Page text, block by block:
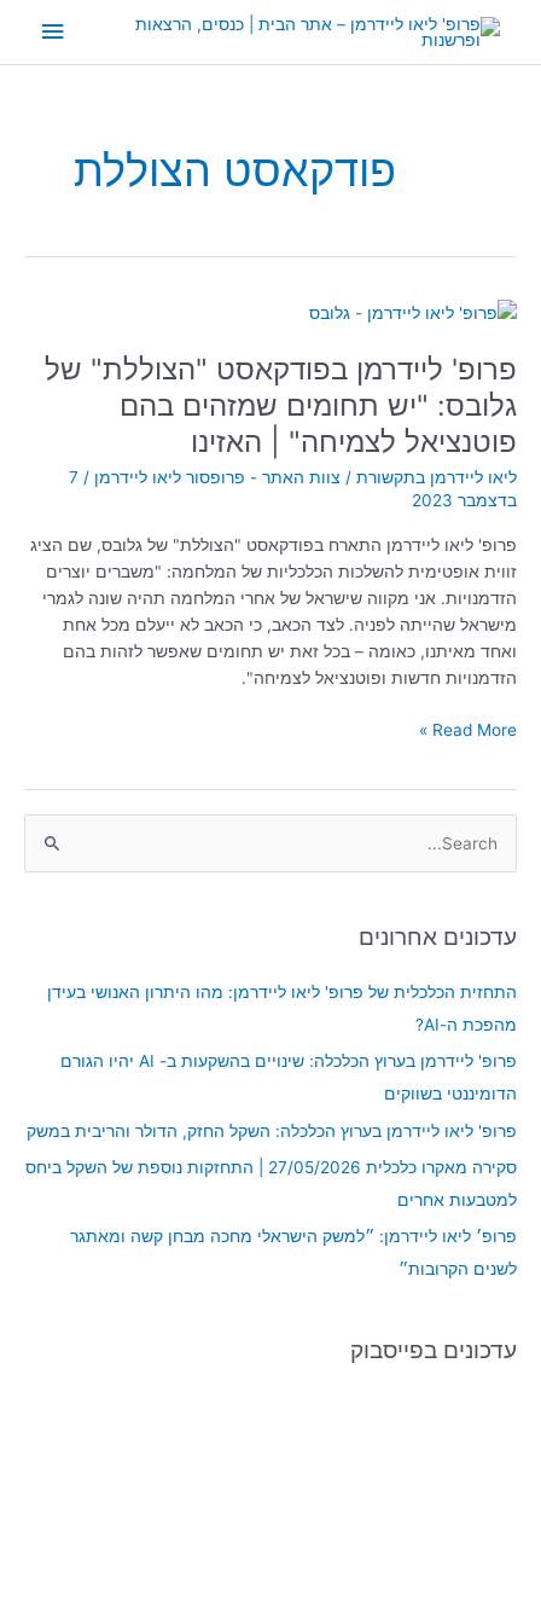
ראשי
פודקאסט הצוללת
פרופ' ליידרמן בפודקאסט "הצוללת" של
גלובס: "יש תחומים שמזהים בהם
פוטנציאל לצמיחה" | האזינו
ליאו ליידרמן בתקשורת / צוות האתר - פרופסור ליאו ליידרמן /
7
בדצמבר 2023
פרופ' ליאו ליידרמן התארח בפודקאסט "הצוללת" של גלובס, שם הציג
זווית אופטימית להשלכות הכלכליות של המלחמה: "משברים יוצרים
הזדמנויות. אני מקווה שישראל של אחרי המלחמה תהיה שונה לגמרי
מישראל שהייתה לפניה. לצד הכאב, כי הכאב לא ייעלם מכל אחת
ואחד מאיתנו, כאומה – בכל זאת יש תחומים שאפשר לזהות בהם
הזדמנויות חדשות ופוטנציאל לצמיחה".
פרופ'
בפודקאסט
"הצוללת"
של
גלובס:
"יש
תחומים
בהם
פוטנציאל
לצמיחה"
|
האזינו
Read More »
r
:
עדכונים אחרונים
התחזית הכלכלית של פרופ' ליאו ליידרמן: מהו היתרון האנושי בעידן
מהפכת ה-AI?
פרופ' ליידרמן בערוץ הכלכלה: שינויים בהשקעות ב- AI יהיו הגורם
הדומיננטי בשווקים
פרופ' ליאו ליידרמן בערוץ הכלכלה: השקל החזק, הדולר והריבית במשק
סקירה מאקרו כלכלית 27/05/2026 | התחזקות נוספת של השקל ביחס
למטבעות אחרים
פרופ׳ ליאו ליידרמן: ״למשק הישראלי מחכה מבחן קשה ומאתגר
לשנים הקרובות״
עדכונים בפייסבוק